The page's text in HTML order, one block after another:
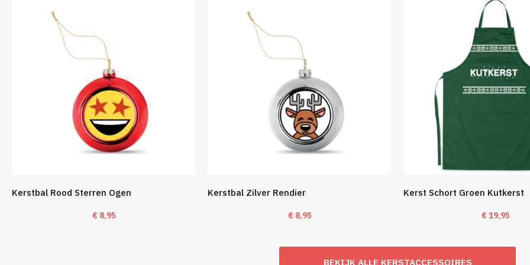
Kerstbal Rood Sterren Ogen
€8,95
Kerstbal Zilver Rendier
€8,95
Kerst Schort Groen Kutkerst
€19,95
BEKIJK ALLE KERSTACCESSOIRES